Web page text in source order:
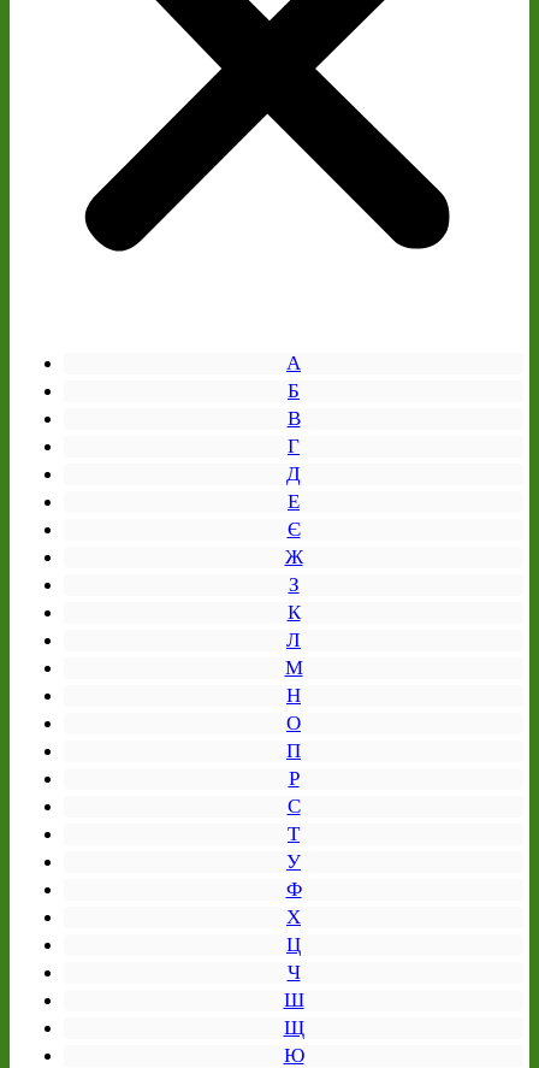
А
Б
В
Г
Д
Е
Є
Ж
З
К
Л
М
Н
О
П
Р
С
Т
У
Ф
Х
Ц
Ч
Ш
Щ
Ю